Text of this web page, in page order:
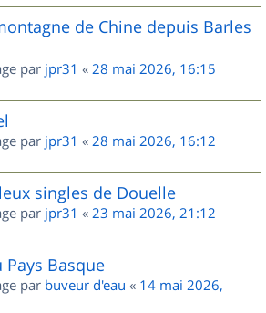
de Chine depuis Barles
par jpr31 « 28 mai 2026, 16:15
par jpr31 « 28 mai 2026, 16:12
singles de Douelle
par jpr31 « 23 mai 2026, 21:12
Pays Basque
par buveur d'eau « 14 mai 2026,